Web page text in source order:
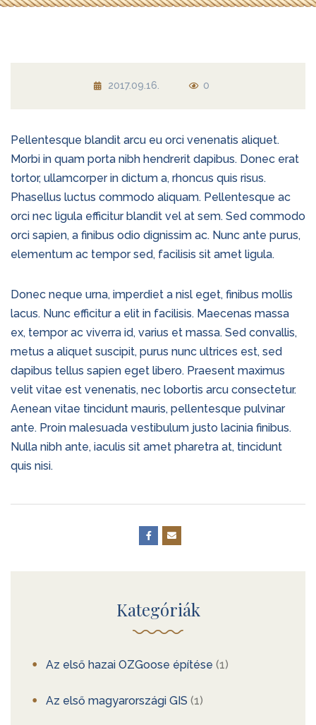
2017.09.16. 0
Pellentesque blandit arcu eu orci venenatis aliquet.
Morbi in quam porta nibh hendrerit dapibus. Donec erat
tortor, ullamcorper in dictum a, rhoncus quis risus.
Phasellus luctus commodo aliquam. Pellentesque ac
orci nec ligula efficitur blandit vel at sem. Sed commodo
orci sapien, a finibus odio dignissim ac. Nunc ante purus,
elementum ac tempor sed, facilisis sit amet ligula.
Donec neque urna, imperdiet a nisl eget, finibus mollis
lacus. Nunc efficitur a elit in facilisis. Maecenas massa
ex, tempor ac viverra id, varius et massa. Sed convallis,
metus a aliquet suscipit, purus nunc ultrices est, sed
dapibus tellus sapien eget libero. Praesent maximus
velit vitae est venenatis, nec lobortis arcu consectetur.
Aenean vitae tincidunt mauris, pellentesque pulvinar
ante. Proin malesuada vestibulum justo lacinia finibus.
Nulla nibh ante, iaculis sit amet pharetra at, tincidunt
quis nisi.
Kategóriák
Az első hazai OZGoose építése (1)
Az első magyarországi GIS (1)